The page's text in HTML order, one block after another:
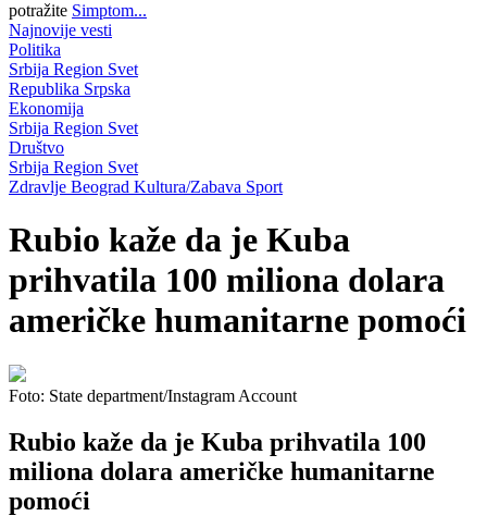
potražite Simptom...
Najnovije vesti
Politika
Srbija Region Svet
Republika Srpska
Ekonomija
Srbija Region Svet
Društvo
Srbija Region Svet
Zdravlje Beograd Kultura/Zabava Sport
Rubio kaže da je Kuba
prihvatila 100 miliona dolara
američke humanitarne pomoći
Foto: State department/Instagram Account
Rubio kaže da je Kuba prihvatila 100
miliona dolara američke humanitarne
pomoći